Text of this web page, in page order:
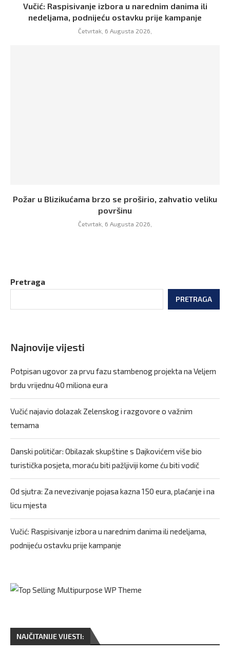
Vučić: Raspisivanje izbora u narednim danima ili
nedeljama, podnijeću ostavku prije kampanje
Četvrtak, 6 Augusta 2026,
Požar u Blizikućama brzo se proširio, zahvatio veliku
površinu
Četvrtak, 6 Augusta 2026,
Pretraga
PRETRAGA
Najnovije vijesti
Potpisan ugovor za prvu fazu stambenog projekta na Veljem
brdu vrijednu 40 miliona eura
Vučić najavio dolazak Zelenskog i razgovore o važnim
temama
Danski političar: Obilazak skupštine s Dajkovićem više bio
turistička posjeta, moraću biti pažljiviji kome ću biti vodič
Od sjutra: Za nevezivanje pojasa kazna 150 eura, plaćanje i na
licu mjesta
Vučić: Raspisivanje izbora u narednim danima ili nedeljama,
podnijeću ostavku prije kampanje
NAJČITANIJE VIJESTI: